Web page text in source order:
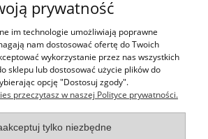
Pomoc
Moje konto
prywatność
im technologie umożliwiają poprawne
nam dostosować ofertę do Twoich
wykorzystanie przez nas wszystkich
sklepu lub dostosować użycie plików do
opcję "Dostosuj zgody".
przeczytasz w naszej Polityce prywatności.
tylko niezbędne